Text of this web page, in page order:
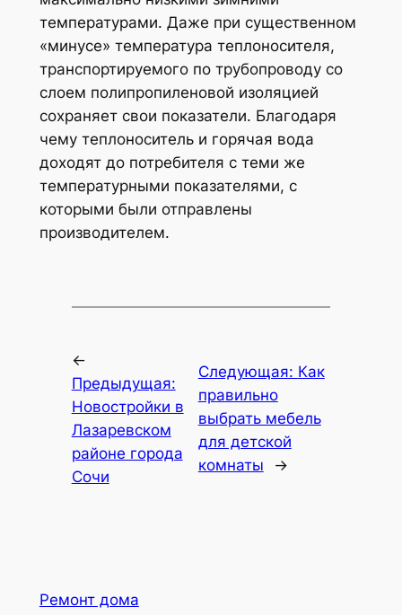
температурами. Даже при существенном
«минусе» температура теплоносителя,
транспортируемого по трубопроводу со
слоем полипропиленовой изоляцией
сохраняет свои показатели. Благодаря
чему теплоноситель и горячая вода
доходят до потребителя с теми же
температурными показателями, с
которыми были отправлены
производителем.
←
Предыдущая:
Новостройки в
Лазаревском
районе города
Сочи
Следующая: Как
правильно
выбрать мебель
для детской
комнаты
→
Ремонт дома